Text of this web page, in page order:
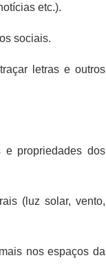
etc.).
sociais.
letras e outros
e propriedades dos
(luz solar, vento,
nos espaços da